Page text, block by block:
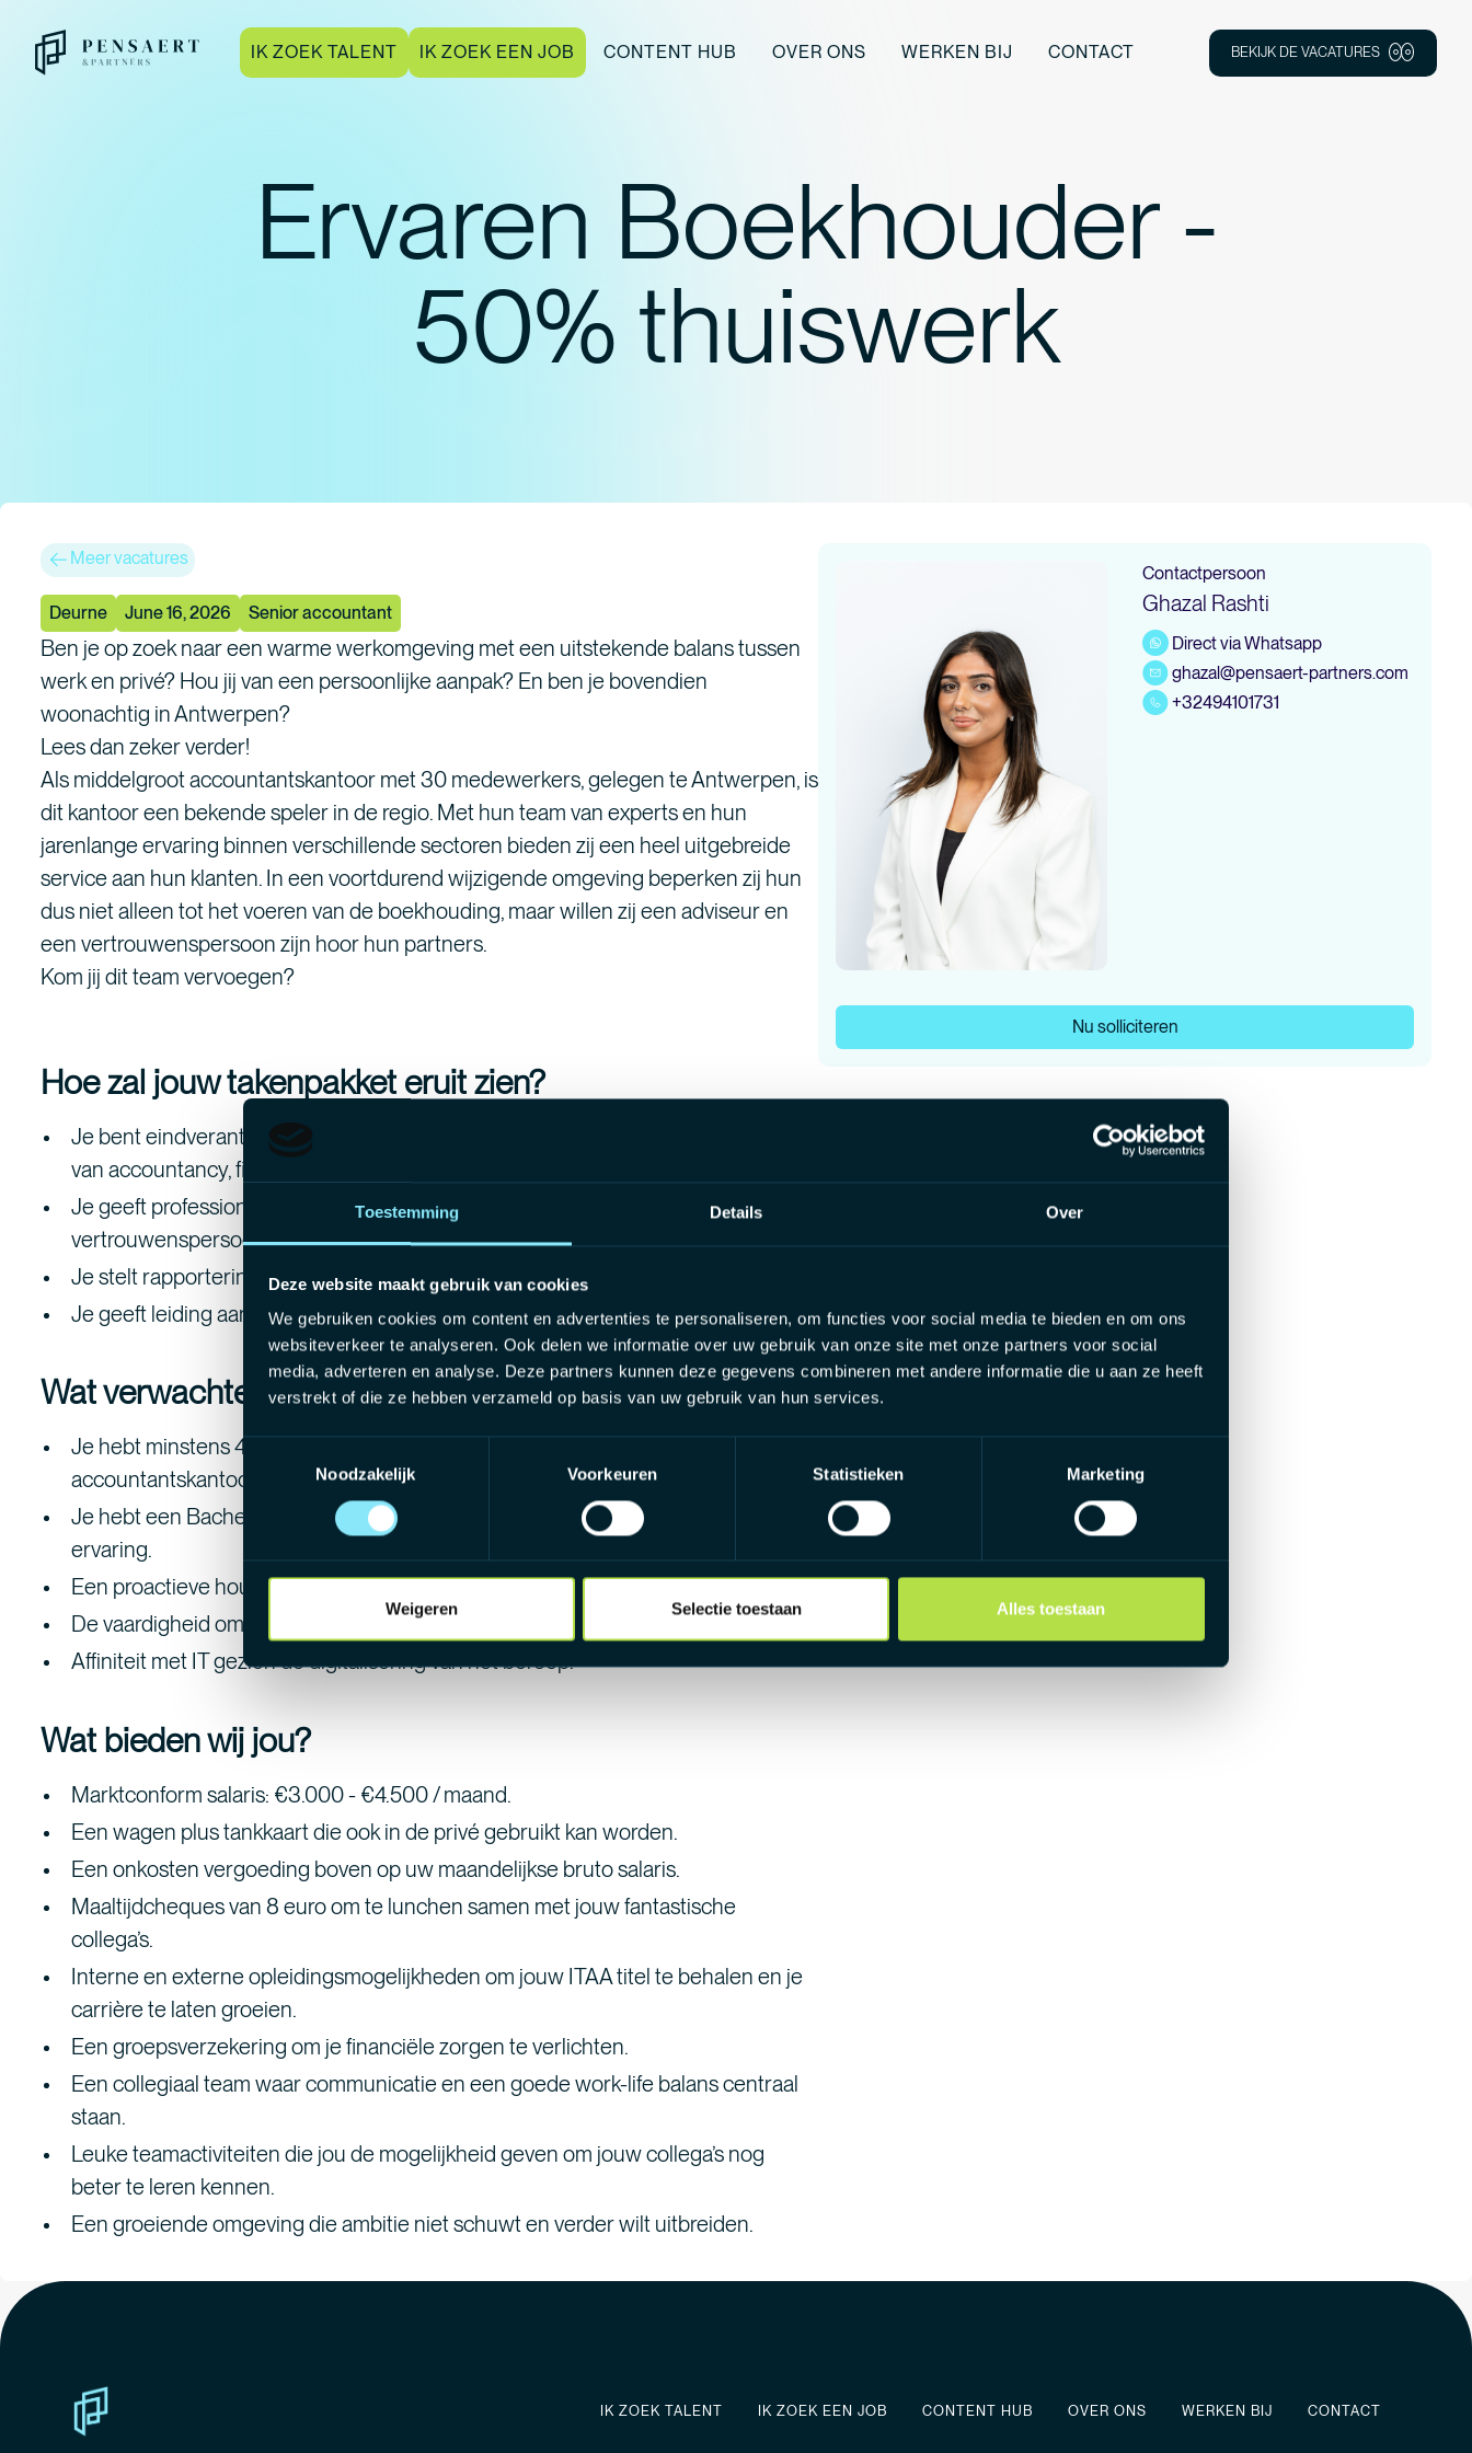
Toestemming Details Over
Deze website maakt gebruik van cookies
We gebruiken cookies om content en advertenties te personaliseren, om functies voor social media te bieden en om ons
websiteverkeer te analyseren. Ook delen we informatie over uw gebruik van onze site met onze partners voor social
media, adverteren en analyse. Deze partners kunnen deze gegevens combineren met andere informatie die u aan ze heeft
verstrekt of die ze hebben verzameld op basis van uw gebruik van hun services.
Toestemmingsselectie
Noodzakelijk
Voorkeuren Statistieken Marketing
Weigeren Selectie toestaan Alles toestaan
IK ZOEK TALENT IK ZOEK EEN JOB CONTENT HUB OVER ONS WERKEN BIJ CONTACT BEKIJK DE VACATURES
Ervaren Boekhouder -
50% thuiswerk
Meer vacatures
Deurne June 16, 2026 Senior accountant
Ben je op zoek naar een warme werkomgeving met een uitstekende balans tussen
werk en privé? Hou jij van een persoonlijke aanpak? En ben je bovendien
woonachtig in Antwerpen?
Lees dan zeker verder!
Als middelgroot accountantskantoor met 30 medewerkers, gelegen te Antwerpen, is
dit kantoor een bekende speler in de regio. Met hun team van experts en hun
jarenlange ervaring binnen verschillende sectoren bieden zij een heel uitgebreide
service aan hun klanten. In een voortdurend wijzigende omgeving beperken zij hun
dus niet alleen tot het voeren van de boekhouding, maar willen zij een adviseur en
een vertrouwenspersoon zijn hoor hun partners.
Kom jij dit team vervoegen?
Hoe zal jouw takenpakket eruit zien?
Je bent eindverantwoordelijke voor de aan jou toegewezen dossiers op het vlak
van accountancy, fiscaliteit en vennootschapsrecht.
Je geeft professioneel advies aan klanten en vervult de rol van
vertrouwenspersoon.
Je stelt rapporteringen op en denkt proactief mee met de klanten.
Je geeft leiding aan gekwalificeerde medewerkers.
Wat verwachten wij van jou?
Je hebt minstens 4 jaar ervaring als dossierverantwoordelijke in een
accountantskantoor.
Je hebt een Bachelordiploma Accountancy/Fiscaliteit of bent gelijkwaardig door
ervaring.
Een proactieve houding ten opzichte van kwaliteit en deadlines.
De vaardigheid om zelfstandig te werken en communicatief te zijn.
Affiniteit met IT gezien de digitalisering van het beroep.
Wat bieden wij jou?
Marktconform salaris: €3.000 - €4.500 / maand.
Een wagen plus tankkaart die ook in de privé gebruikt kan worden.
Een onkosten vergoeding boven op uw maandelijkse bruto salaris.
Maaltijdcheques van 8 euro om te lunchen samen met jouw fantastische
collega’s.
Interne en externe opleidingsmogelijkheden om jouw ITAA titel te behalen en je
carrière te laten groeien.
Een groepsverzekering om je financiële zorgen te verlichten.
Een collegiaal team waar communicatie en een goede work-life balans centraal
staan.
Leuke teamactiviteiten die jou de mogelijkheid geven om jouw collega’s nog
beter te leren kennen.
Een groeiende omgeving die ambitie niet schuwt en verder wilt uitbreiden.
Contactpersoon
Ghazal Rashti
Direct via Whatsapp
ghazal@pensaert-partners.com
+32494101731
Nu solliciteren
IK ZOEK TALENT IK ZOEK EEN JOB CONTENT HUB OVER ONS WERKEN BIJ CONTACT